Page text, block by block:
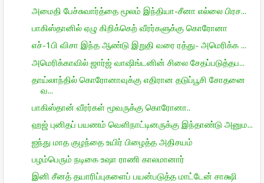
அமைதி பேச்சுவார்த்தை மூலம் இந்தியா-சீனா எல்லை பிரச...
பாகிஸ்தானில் ஏழு கிறிக்கெற் வீரர்களுக்கு கொரோனா
எச்-1பி விசா இந்த ஆண்டு இறுதி வரை ரத்து- அமெரிக்க ...
அமெரிக்காவில் ஜார்ஜ் வாஷிங்டனின் சிலை சேதப்படுத்தப...
தாய்லாந்தில் கொரோனாவுக்கு எதிரான தடுப்பூசி சோதனை
வ...
பாகிஸ்தான் வீரர்கள் மூவருக்கு கொரோனா..
ஹஜ் புனிதப் பயணம் வெளிநாட்டினருக்கு இந்தாண்டு அனும...
ஐந்து மாத குழந்தை உயிர் பிழைத்த அதிசயம்
பழம்பெரும் நடிகை உஷா ராணி காலமானார்
இனி சீனத் தயாரிப்புகளைப் பயன்படுத்த மாட்டேன் சாக்ஷி